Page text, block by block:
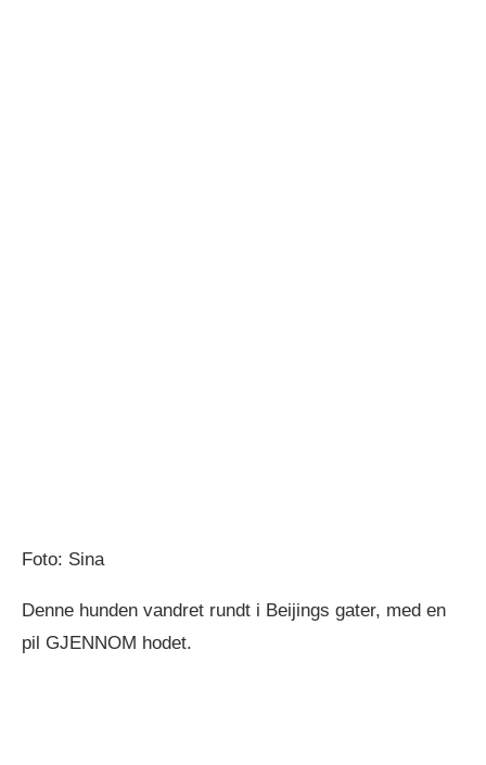
Foto: Sina
Denne hunden vandret rundt i Beijings gater, med en
pil GJENNOM hodet.